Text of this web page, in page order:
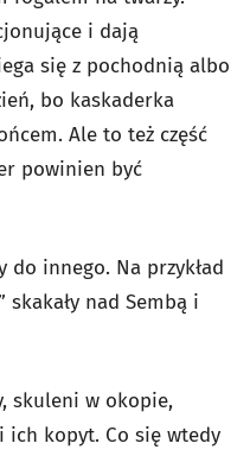
i dają
się z pochodnią albo
bo kaskaderka
Ale to też część
powinien być
innego. Na przykład
skakały nad Sembą i
skuleni w okopie,
ich kopyt. Co się wtedy